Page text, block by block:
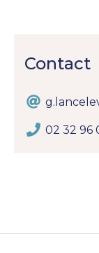
Contact
02 32 96